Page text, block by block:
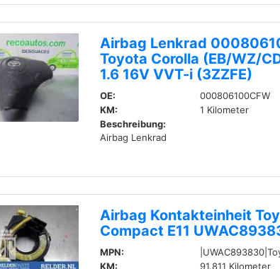
Airbag Lenkrad
Toyota Corolla (EB/WZ/
1.6 16V VVT-i (3ZZFE)
OE:
000806100CFW
KM:
1 Kilometer
Beschreibung:
Airbag Lenkrad
Airbag Kontakteinheit
Compact E11
MPN:
KM:
91.811 Kilometer